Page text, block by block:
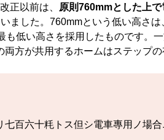
正以前は、
原則760mmとした上
ました。760mmという低い高さ
も低い高さを採用したものです。
方が共用するホームはステップ
百六十粍トス但シ電車專用ノ場